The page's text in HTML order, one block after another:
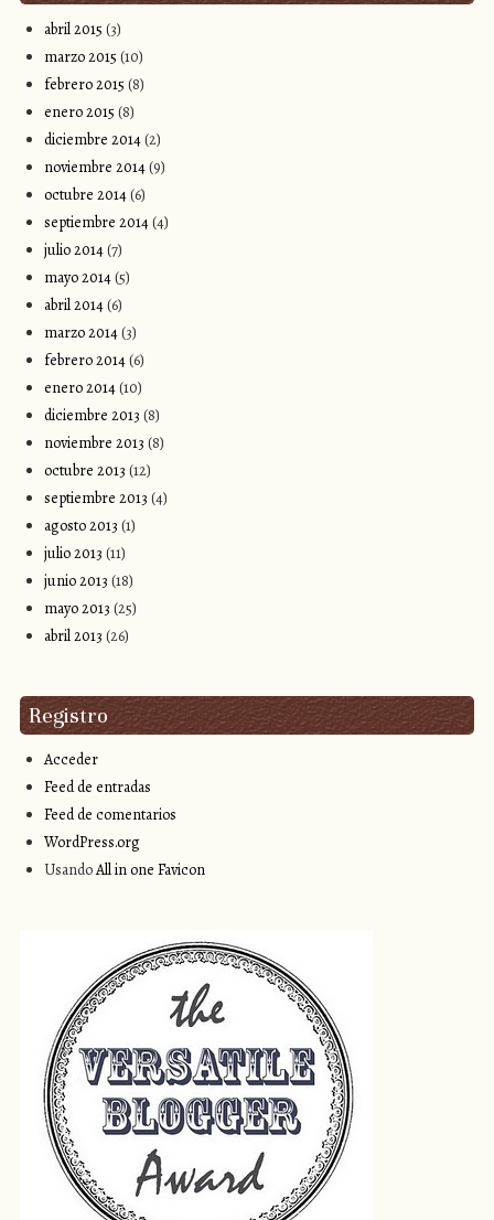
abril 2015 (3)
marzo 2015 (10)
febrero 2015 (8)
enero 2015 (8)
diciembre 2014(2)
noviembre 2014(9)
octubre 2014(6)
septiembre 2014(4)
julio 2014(7)
mayo 2014(5)
abril 2014(6)
marzo 2014(3)
febrero 2014(6)
enero 2014(10)
diciembre 2013 (8)
noviembre 2013 (8)
octubre 2013 (12)
septiembre 2013 (4)
agosto 2013 (1)
julio 2013 (11)
junio 2013 (18)
mayo 2013 (25)
abril 2013 (26)
Registro
Acceder
Feed de entradas
Feed de comentarios
WordPress.org
UsandoAll in one Favicon